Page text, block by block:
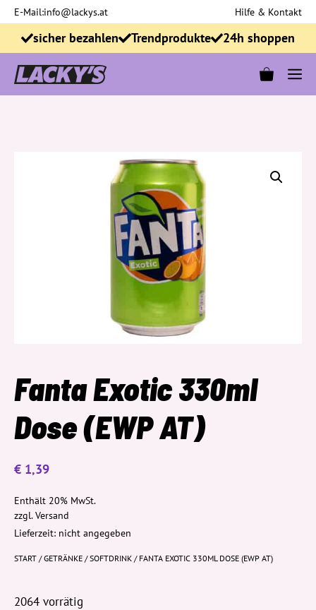
Zum
Inhalt
springen
E-Mail:info@lackys.at Hilfe & Kontakt
sicher bezahlen Trendprodukte 24h shoppen
Fanta Exotic 330ml
Dose (EWP AT)
€ 1,39
Enthält 20% MwSt.
zzgl.Versand
Lieferzeit: nicht angegeben
START /GETRÄNKE /SOFTDRINK / FANTA EXOTIC 330ML DOSE (EWP AT)
2064 vorrätig